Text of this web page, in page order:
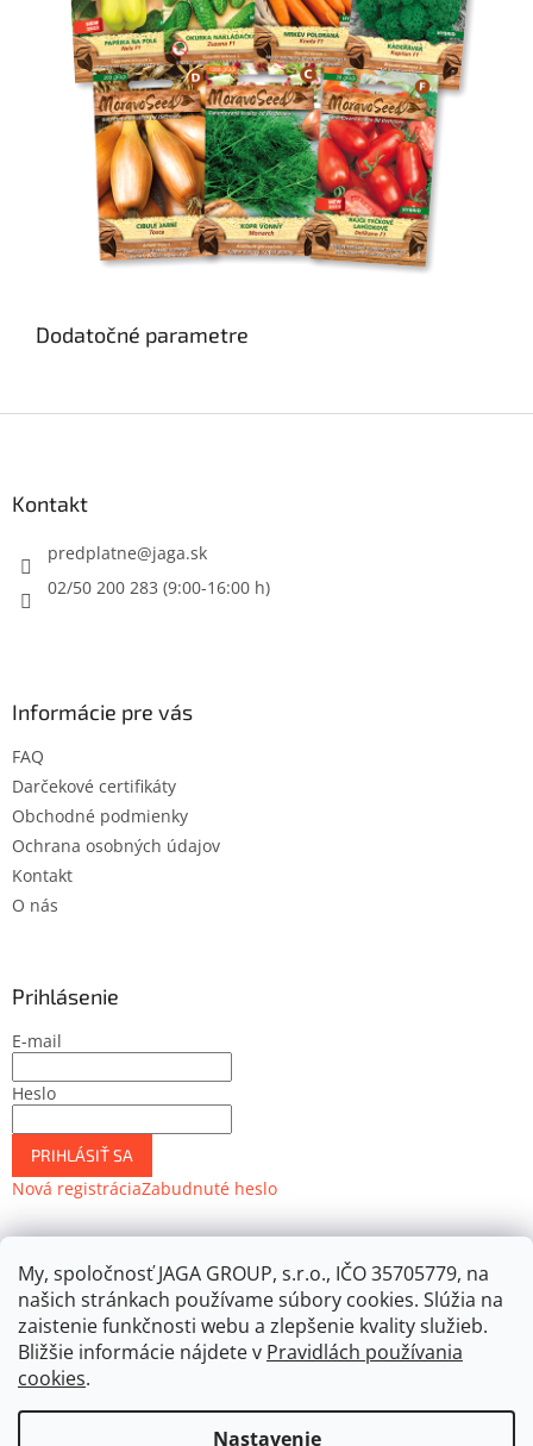
My, spoločnosť JAGA GROUP, s.r.o., IČO 35705779, na
našich stránkach používame súbory cookies. Slúžia na
zaistenie funkčnosti webu a zlepšenie kvality služieb.
Bližšie informácie nájdete v Pravidlách používania
cookies.
Nastavenie
Dodatočné parametre
Kontakt
predplatne@jaga.sk
02/50 200 283 (9:00-16:00 h)
Informácie pre vás
FAQ
Darčekové certifikáty
Obchodné podmienky
Ochrana osobných údajov
Kontakt
O nás
Prihlásenie
E-mail
Heslo
PRIHLÁSIŤ SA
Nová registráciaZabudnuté heslo
JAGASTORE.sk Môjdom.sk Urobsisám.sk Záhrada.sk
ASB.sk JAGA.sk
Vytvoril Shoptet